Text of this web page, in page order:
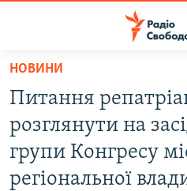
Перейти
основного
матеріалу
Перейти
до
основної
СТАТТІ
ПОЛІТИКА
ВІЙНА
НОВИНИ
Питання
розглянути на
групи Конгресу
регіональної